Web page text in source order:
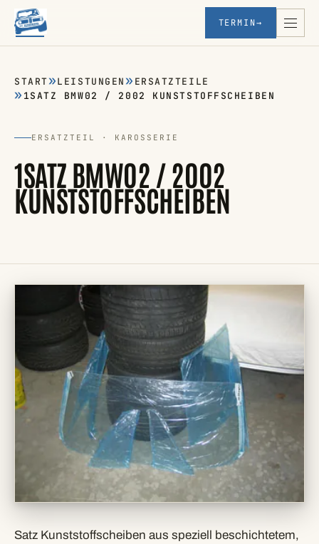
TERMIN→
START LEISTUNGEN
ERSATZTEILE
1SATZ BMW02 / 2002 KUNSTSTOFFSCHEIBEN
ERSATZTEIL · KAROSSERIE
1SATZ BMW02 / 2002
KUNSTSTOFFSCHEIBEN
Satz Kunststoffscheiben aus speziell beschichtetem,